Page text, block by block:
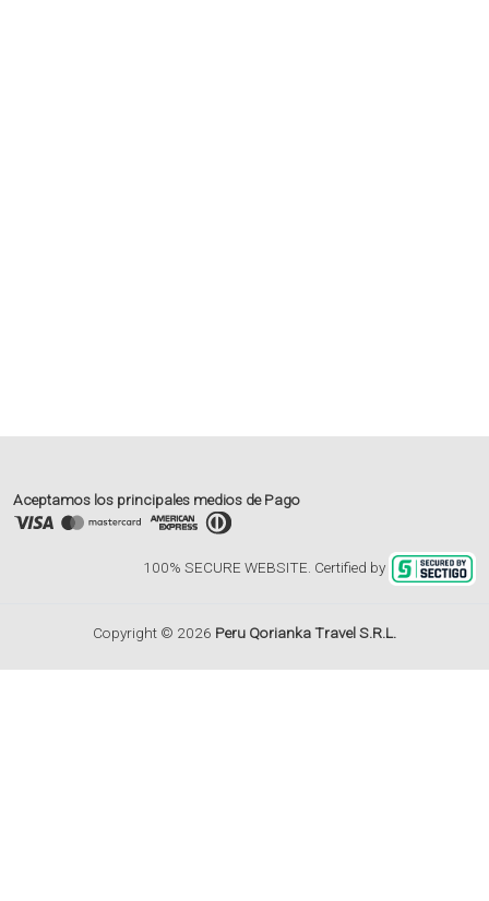
Aceptamos los principales medios de Pago
100% SECURE WEBSITE. Certified by
Copyright © 2026 Peru Qorianka Travel S.R.L.